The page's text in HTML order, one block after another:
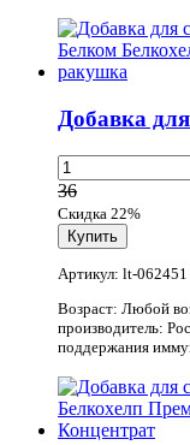
Добавка
36
Скидка 22%
Артикул: lt-062451
Возраст: Любой
производитель:
поддержания